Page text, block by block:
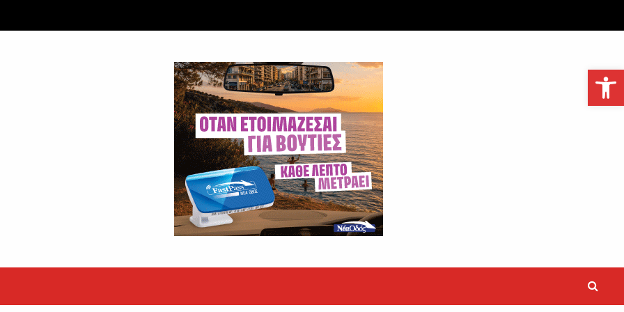
η Βίκυ Σωκρ. Γερασίμου
Ανοίξτε τη γραμμή εργαλείων